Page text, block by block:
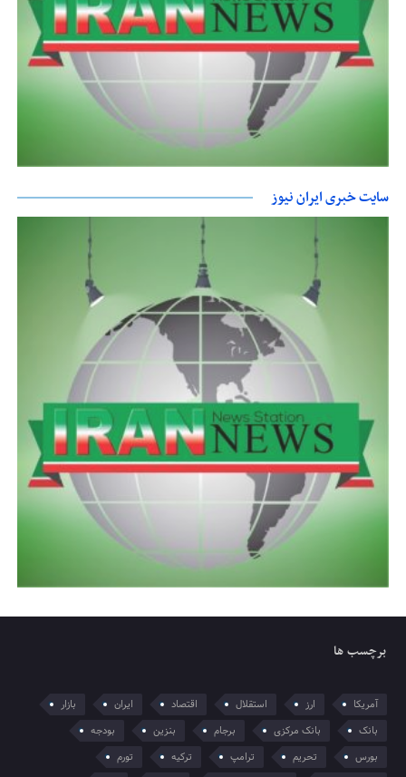
سایت خبری ایران نیوز
برچسب ها
آمریکا ارز استقلال اقتصاد ایران
بازار
بانک
بانک مرکزی برجام بنزین
بودجه
بورس
تحریم ترامپ ترکیه
تورم